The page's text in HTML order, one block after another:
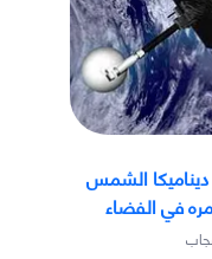
ديناميكا الشمس
في الفضاء